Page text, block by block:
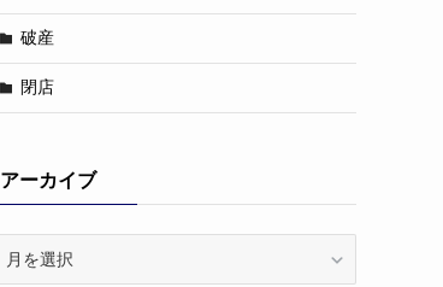
破産
閉店
アーカイブ